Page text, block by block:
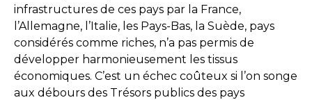
infrastructures de ces pays par la France,
l’Allemagne, l’Italie, les Pays-Bas, la Suède, pays
considérés comme riches, n’a pas permis de
développer harmonieusement les tissus
économiques. C’est un échec coûteux si l’on songe
aux débours des Trésors publics des pays